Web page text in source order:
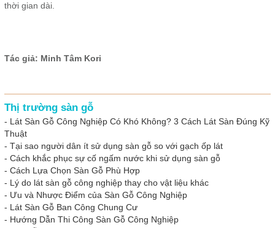
thời gian dài.
Tác giả: Minh Tâm Kori
Thị trường sàn gỗ
- Lát Sàn Gỗ Công Nghiệp Có Khó Không? 3 Cách Lát Sàn Đúng Kỹ
Thuật
- Tại sao người dân ít sử dụng sàn gỗ so với gạch ốp lát
- Cách khắc phục sự cố ngấm nước khi sử dụng sàn gỗ
- Cách Lựa Chọn Sàn Gỗ Phù Hợp
- Lý do lát sàn gỗ công nghiệp thay cho vật liệu khác
- Ưu và Nhược Điểm của Sàn Gỗ Công Nghiệp
- Lát Sàn Gỗ Ban Công Chung Cư
- Hướng Dẫn Thi Công Sàn Gỗ Công Nghiệp